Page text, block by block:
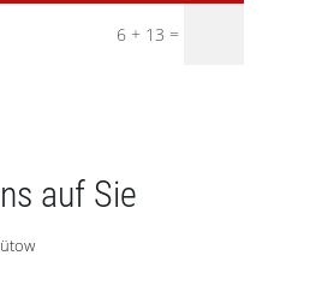
6 + 13 =
auf Sie